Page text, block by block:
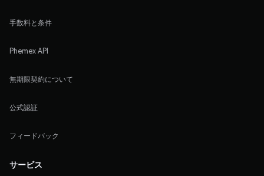
手数料と条件
Phemex API
無期限契約について
公式認証
フィードバック
サービス